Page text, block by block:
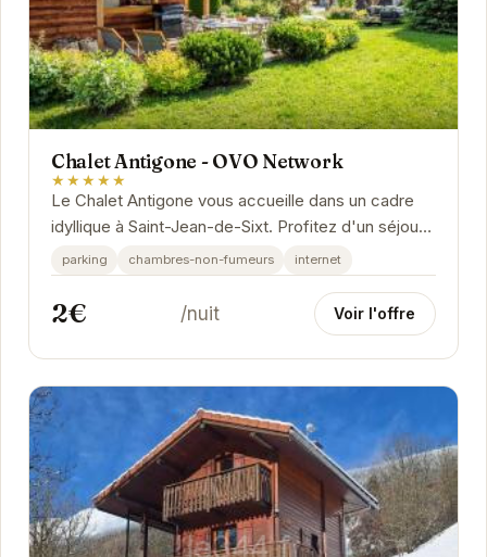
Chalet Antigone - OVO Network
★★★★★
Le Chalet Antigone vous accueille dans un cadre
idyllique à Saint-Jean-de-Sixt. Profitez d'un séjour
relaxant et confortable dans ce chalet...
parking chambres-non-fumeurs internet
2€ /nuit Voir l'offre